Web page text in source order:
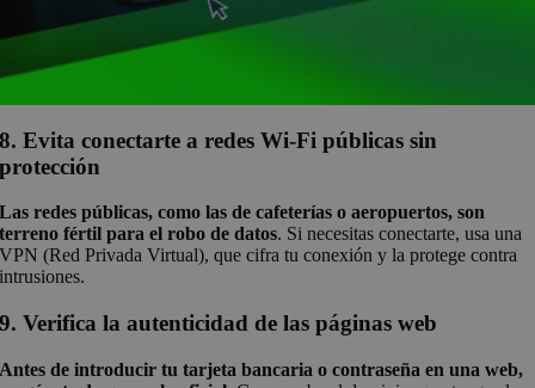
8. Evita conectarte a redes Wi-Fi públicas sin
protección
Las redes públicas, como las de cafeterías o aeropuertos, son
terreno fértil para el robo de datos. Si necesitas conectarte, usa una
VPN (Red Privada Virtual), que cifra tu conexión y la protege contra
intrusiones.
9. Verifica la autenticidad de las páginas web
Antes de introducir tu tarjeta bancaria o contraseña en una web,